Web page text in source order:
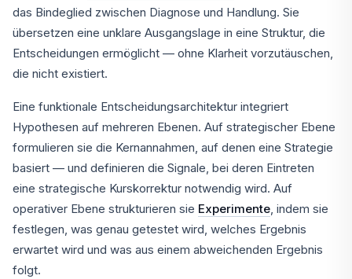
das Bindeglied zwischen Diagnose und Handlung. Sie
übersetzen eine unklare Ausgangslage in eine Struktur, die
Entscheidungen ermöglicht — ohne Klarheit vorzutäuschen,
die nicht existiert.
Eine funktionale Entscheidungsarchitektur integriert
Hypothesen auf mehreren Ebenen. Auf strategischer Ebene
formulieren sie die Kernannahmen, auf denen eine Strategie
basiert — und definieren die Signale, bei deren Eintreten
eine strategische Kurskorrektur notwendig wird. Auf
operativer Ebene strukturieren sie Experimente , indem sie
festlegen, was genau getestet wird, welches Ergebnis
erwartet wird und was aus einem abweichenden Ergebnis
folgt.